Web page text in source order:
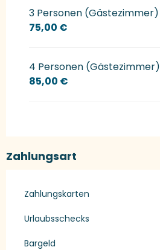
3 Personen (Gästezimmer)
75,00 €
4 Personen (Gästezimmer)
85,00 €
Zahlungsart
Zahlungskarten
Urlaubsschecks
Bargeld